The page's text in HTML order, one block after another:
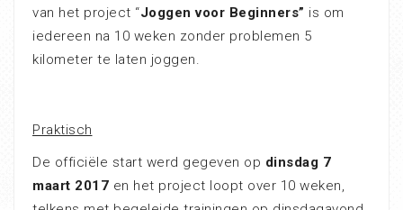
van het project “Joggen voor Beginners” is om
iedereen na 10 weken zonder problemen 5
kilometer te laten joggen.
Praktisch
De officiële start werd gegeven op dinsdag 7
maart 2017 en het project loopt over 10 weken,